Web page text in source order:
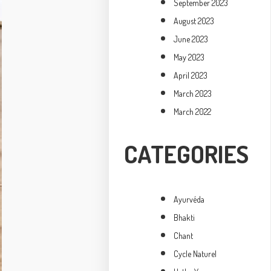
September 2023
August 2023
June 2023
May 2023
April 2023
March 2023
March 2022
CATEGORIES
Ayurvéda
Bhakti
Chant
Cycle Naturel